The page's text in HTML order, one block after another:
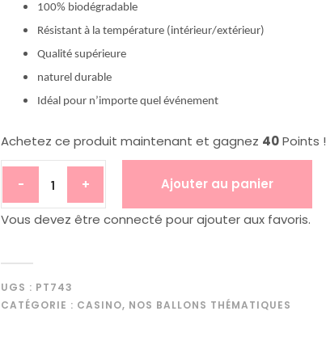
100% biodégradable
Résistant à la température (intérieur/extérieur)
Qualité supérieure
naturel durable
Idéal pour n’importe quel événement
Achetez ce produit maintenant et gagnez 40Points !
- + Ajouter au panier
Vous devez être connecté pour ajouter aux favoris.
UGS : PT743
CATÉGORIE : CASINO, NOS BALLONS THÉMATIQUES